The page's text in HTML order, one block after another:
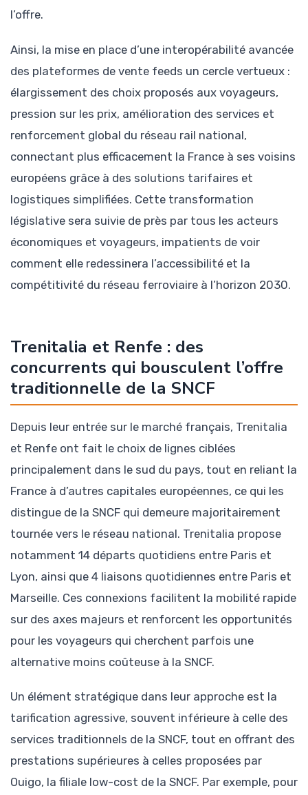
l’offre.
Ainsi, la mise en place d’une interopérabilité avancée
des plateformes de vente feeds un cercle vertueux :
élargissement des choix proposés aux voyageurs,
pression sur les prix, amélioration des services et
renforcement global du réseau rail national,
connectant plus efficacement la France à ses voisins
européens grâce à des solutions tarifaires et
logistiques simplifiées. Cette transformation
législative sera suivie de près par tous les acteurs
économiques et voyageurs, impatients de voir
comment elle redessinera l’accessibilité et la
compétitivité du réseau ferroviaire à l’horizon 2030.
Trenitalia et Renfe : des
concurrents qui bousculent l’offre
traditionnelle de la SNCF
Depuis leur entrée sur le marché français, Trenitalia
et Renfe ont fait le choix de lignes ciblées
principalement dans le sud du pays, tout en reliant la
France à d’autres capitales européennes, ce qui les
distingue de la SNCF qui demeure majoritairement
tournée vers le réseau national. Trenitalia propose
notamment 14 départs quotidiens entre Paris et
Lyon, ainsi que 4 liaisons quotidiennes entre Paris et
Marseille. Ces connexions facilitent la mobilité rapide
sur des axes majeurs et renforcent les opportunités
pour les voyageurs qui cherchent parfois une
alternative moins coûteuse à la SNCF.
Un élément stratégique dans leur approche est la
tarification agressive, souvent inférieure à celle des
services traditionnels de la SNCF, tout en offrant des
prestations supérieures à celles proposées par
Ouigo, la filiale low-cost de la SNCF. Par exemple, pour